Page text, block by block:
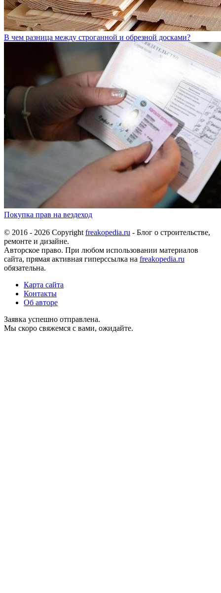
В чем разница между строганной и обрезной досками?
Покупка прав на вездеход
© 2016 - 2026 Copyrightfreakopedia.ru - Блог о строительстве,
ремонте и дизайне.
Авторское право. При любом использовании материалов
сайта, прямая активная гиперссылка на freakopedia.ru
обязательна.
Карта сайта
Контакты
Об авторе
Заявка успешно отправлена.
Мы скоро свяжемся с вами, ожидайте.